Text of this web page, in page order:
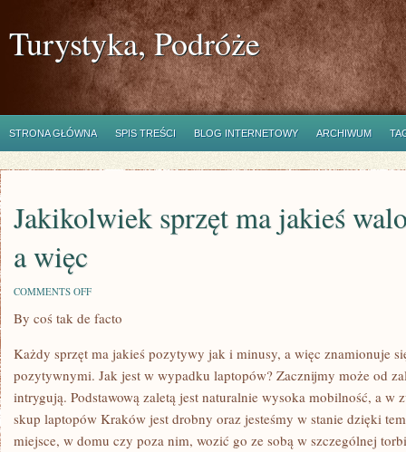
Turystyka, Podróże
STRONA GŁÓWNA SPIS TREŚCI BLOG INTERNETOWY ARCHIWUM
Jakikolwiek sprzęt ma jakieś
a więc
COMMENTS OFFON
SPRZĘT
WALORY
JAK
MINUSY,
WIĘC
By coś tak de facto
Każdy sprzęt ma jakieś pozytywy jak i minusy, a więc znamionuje
pozytywnymi. Jak jest w wypadku laptopów? Zacznijmy może od
intrygują. Podstawową zaletą jest naturalnie wysoka mobilność, a w
skup laptopów Kraków jest drobny oraz jesteśmy w stanie dzięki
miejsce, w domu czy poza nim, wozić go ze sobą w szczególnej